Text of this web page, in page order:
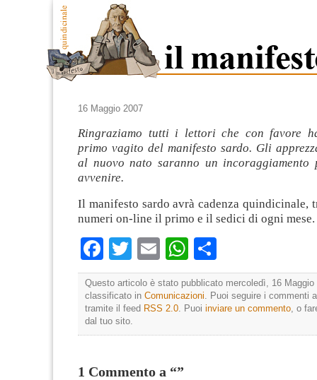
16 Maggio 2007
Ringraziamo tutti i lettori che con favore
primo vagito del manifesto sardo. Gli
al nuovo nato saranno un incoraggiamento
avvenire.
Il manifesto sardo avrà cadenza quindicinale,
numeri on-line il primo e il sedici di ogni mese.
Facebook
TwitterEmailWhatsApp
Questo articolo è stato pubblicato mercoledì, 16 Maggio
classificato in Comunicazioni . Puoi seguire i commenti
tramite il feed RSS 2.0 . Puoi inviare un commento , o
dal tuo sito.
1 Commento a “”